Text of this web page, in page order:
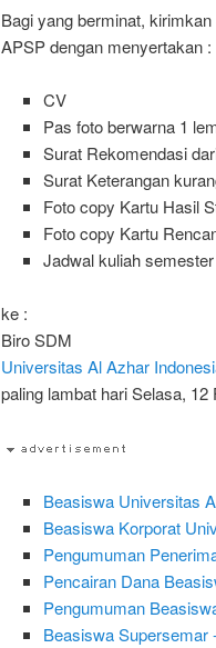
Bagi yang berminat,
APSP dengan menyertakan :
CV
Pas foto berwarna 1
Surat Rekomendasi
Surat Keterangan
Foto copy Kartu Hasil
Foto copy Kartu
Jadwal kuliah
ke :
Biro SDM
Universitas Al Azhar
paling lambat hari Selasa, 12
Beasiswa Universitas
Beasiswa Korporat
Pengumuman
Pencairan Dana
Pengumuman
Beasiswa Supersemar